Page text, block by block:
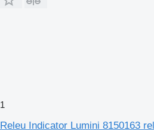
1
Releu Indicator Lumini 8150163